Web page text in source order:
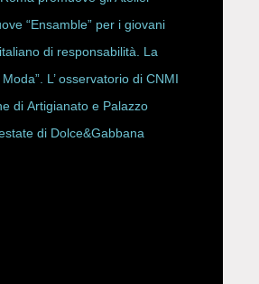
“Ensamble” per i giovani
di responsabilità. La
L’ osservatorio di CNMI
di Artigianato e Palazzo
di Dolce&Gabbana